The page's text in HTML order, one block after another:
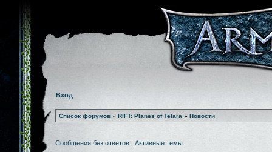
Вход
Список форумов » RIFT: Planes of Telara » Новости
Сообщения без ответов | Активные темы